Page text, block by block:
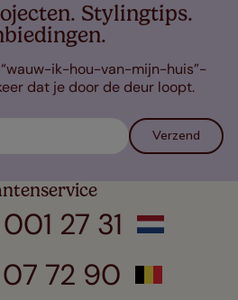
Stylingtips.
ik-hou-van-mijn-huis”-
dat je door de deur loopt.
Verzend
27 31
72 90